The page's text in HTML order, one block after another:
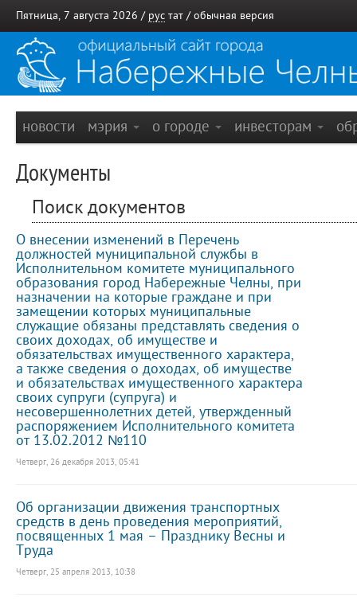
Пятница, 7 августа 2026 / рус тат / обычная версия
новости мэрия о городе инвесторам
Документы
Поиск документов
О внесении изменений в Перечень
должностей муниципальной службы в
Исполнительном комитете муниципального
образования город Набережные Челны, при
назначении на которые граждане и при
замещении которых муниципальные
служащие обязаны представлять сведения о
своих доходах, об имуществе и
обязательствах имущественного характера,
а также сведения о доходах, об имуществе
и обязательствах имущественного характера
своих супруги (супруга) и
несовершеннолетних детей, утвержденный
распоряжением Исполнительного комитета
от 13.02.2012 №110
Четверг, 26 декабря 2013, 05:41
Об организации движения транспортных
средств в день проведения мероприятий,
посвященных 1 мая – Празднику Весны и
Труда
Четверг, 25 апреля 2013, 10:38